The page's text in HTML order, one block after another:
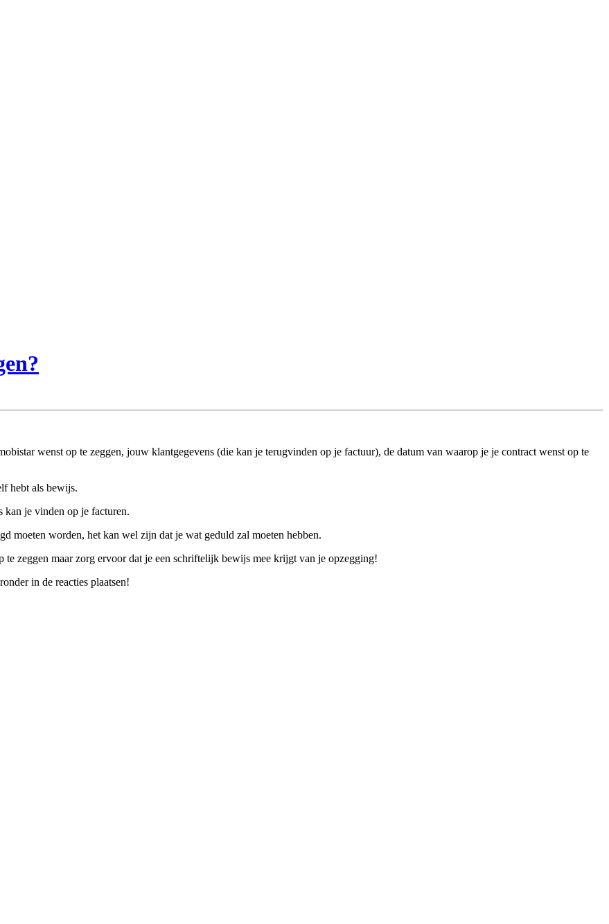
wenst op te zeggen, jouw klantgegevens (die kan je terugvinden op je factuur), de datum van waarop je je contract wenst op te
hebt als bewijs.
kan je vinden op je facturen.
moeten worden, het kan wel zijn dat je wat geduld zal moeten hebben.
zeggen maar zorg ervoor dat je een schriftelijk bewijs mee krijgt van je opzegging!
in de reacties plaatsen!